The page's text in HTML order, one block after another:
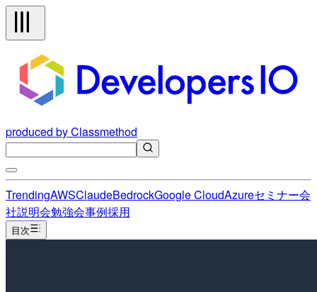
produced by Classmethod
TrendingAWSClaudeBedrockGoogle CloudAzureセミナー会
社説明会勉強会事例採用
目次